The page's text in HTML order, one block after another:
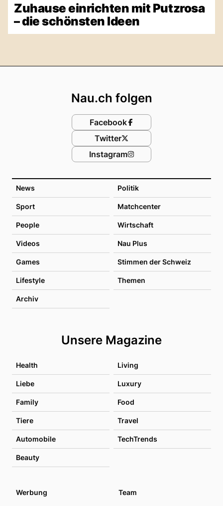
Zuhause einrichten mit Putzrosa
– die schönsten Ideen
News Politik
Sport Matchcenter
People Wirtschaft
Videos Nau Plus
Games Stimmen der Schweiz
Lifestyle Themen
Archiv
Unsere Magazine
Health Living
Liebe Luxury
Family Food
Tiere Travel
Automobile TechTrends
Beauty
Nau.ch folgen
Facebook
Twitter
Instagram
Werbung
Team